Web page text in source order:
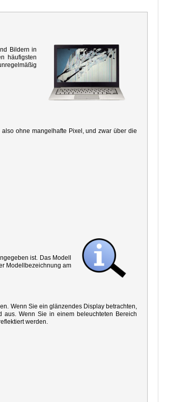
Bildern in
häufigsten
ohne mangelhafte Pixel, und zwar über die
ist. Das Modell
Modellbezeichnung am
Wenn Sie ein glänzendes Display betrachten,
Wenn Sie in einem beleuchteten Bereich
werden.